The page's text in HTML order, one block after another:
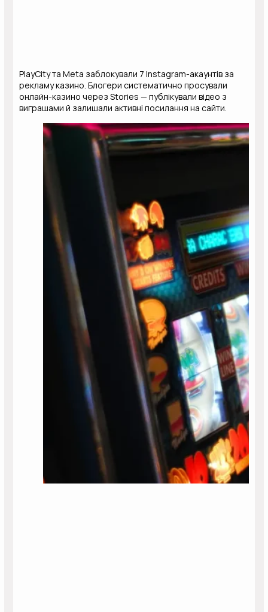
PlayCity та Meta заблокували 7 Instagram-акаунтів за
рекламу казино. Блогери систематично просували
онлайн-казино через Stories — публікували відео з
виграшами й залишали активні посилання на сайти.